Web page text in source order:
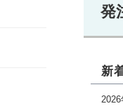
発
新